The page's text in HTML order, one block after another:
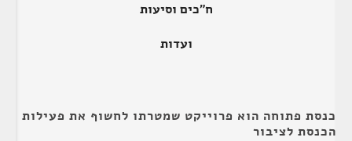
ח"כים וסיעות
ועדות
כנסת פתוחה הוא פרוייקט שמטרתו לחשוף את פעילות
הכנסת לציבור